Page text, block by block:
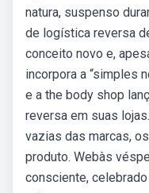
natura, suspenso
de logística reversa
conceito novo e,
incorpora a “simples
e a the body shop
reversa em suas
vazias das marcas,
produto. Webàs
consciente,